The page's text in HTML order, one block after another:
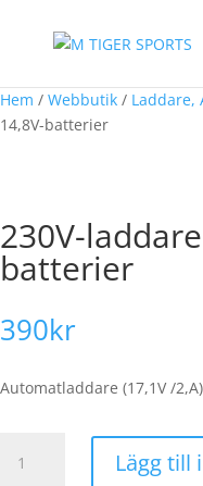
Hem / Webbutik / Laddare,
14,8V-batterier
230V-
batterier
390kr
Automatladdare (17,1V /
laddare
Lägg till